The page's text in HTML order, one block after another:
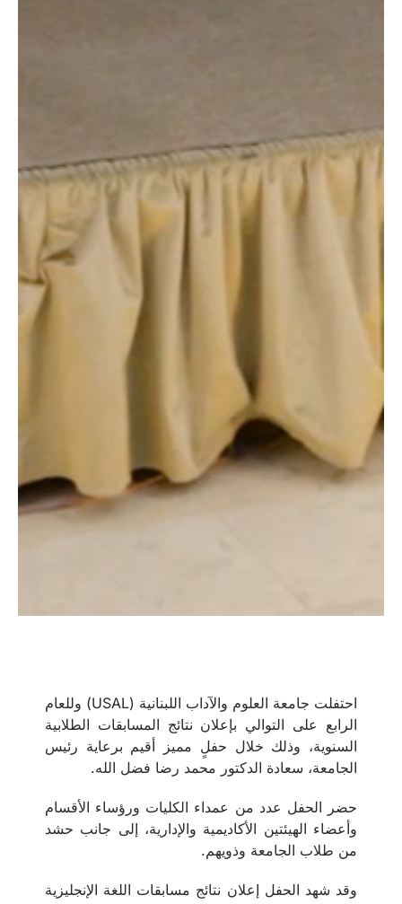
احتفلت جامعة العلوم والآداب اللبنانية (USAL) وللعام
الرابع على التوالي بإعلان نتائج المسابقات الطلابية
السنوية، وذلك خلال حفلٍ مميز أقيم برعاية رئيس
الجامعة، سعادة الدكتور محمد رضا فضل الله.
حضر الحفل عدد من عمداء الكليات ورؤساء الأقسام
وأعضاء الهيئتين الأكاديمية والإدارية، إلى جانب حشد
من طلاب الجامعة وذويهم.
وقد شهد الحفل إعلان نتائج مسابقات اللغة الإنجليزية